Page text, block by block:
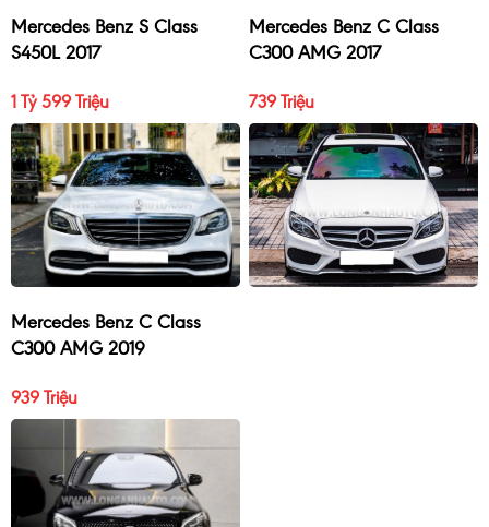
Mercedes Benz S Class
S450L 2017
1 Tỷ 599 Triệu
Mercedes Benz C Class
C300 AMG 2017
739 Triệu
Mercedes Benz C Class
C300 AMG 2019
939 Triệu